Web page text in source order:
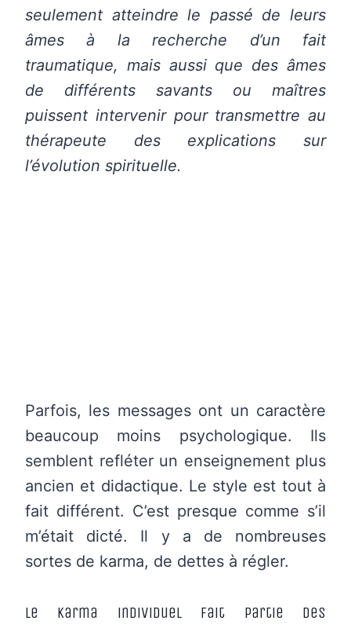
seulement atteindre le passé de leurs
âmes à la recherche d’un fait
traumatique, mais aussi que des âmes
de différents savants ou maîtres
puissent intervenir pour transmettre au
thérapeute des explications sur
l’évolution spirituelle.
Parfois, les messages ont un caractère
beaucoup moins psychologique. Ils
semblent refléter un enseignement plus
ancien et didactique. Le style est tout à
fait différent. C’est presque comme s’il
m’était dicté. Il y a de nombreuses
sortes de karma, de dettes à régler.
Le karma individuel fait partie des